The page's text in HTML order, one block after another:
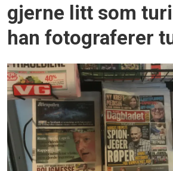
gjerne litt som
han fotograferer